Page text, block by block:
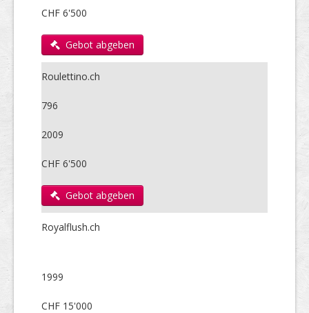
CHF 6'500
Gebot abgeben
Roulettino.ch
796
2009
CHF 6'500
Gebot abgeben
Royalflush.ch
1999
CHF 15'000